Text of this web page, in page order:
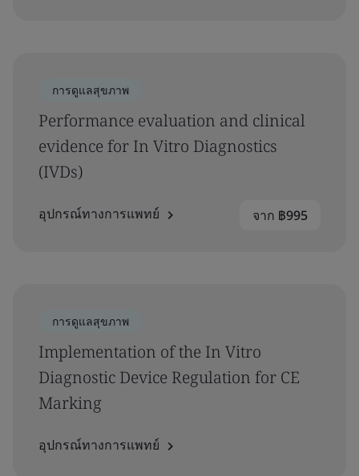
การดูแลสุขภาพ
Performance evaluation and clinical
evidence for In Vitro Diagnostics
(IVDs)
อุปกรณ์ทางการแพทย์ จาก ฿995
การดูแลสุขภาพ
Implementation of the In Vitro
Diagnostic Device Regulation for CE
Marking
อุปกรณ์ทางการแพทย์